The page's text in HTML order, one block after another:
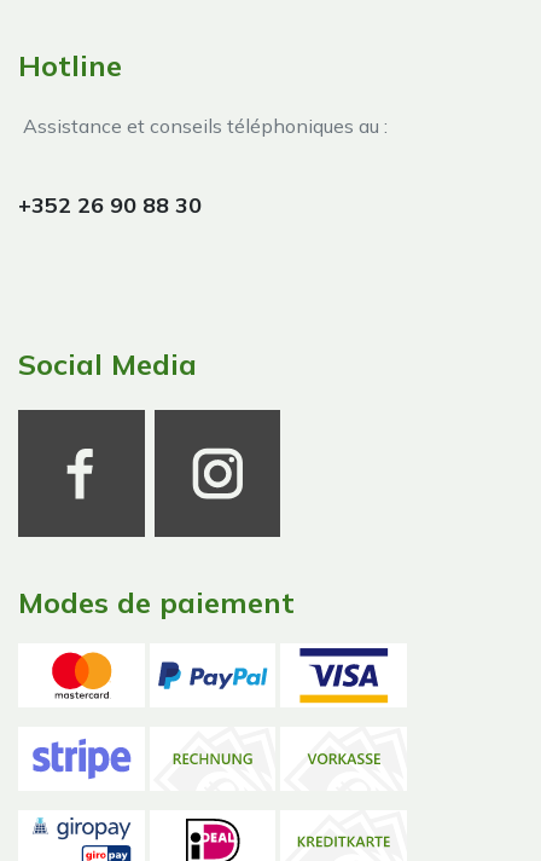
Hotline
Assistance et conseils téléphoniques au :
+352 26 90 88 30
Social Media
Modes de paiement